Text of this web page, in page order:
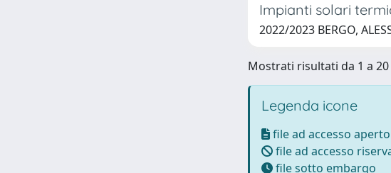
Impianti solari
2022/2023 BERGO,
Mostrati risultati da 1 a 20
Legenda icone
file ad accesso aperto
file ad accesso
file sotto embargo